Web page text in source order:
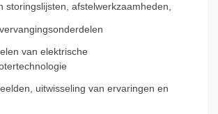
storingslijsten, afstelwerkzaamheden,
van elektrische
uitwisseling van ervaringen en